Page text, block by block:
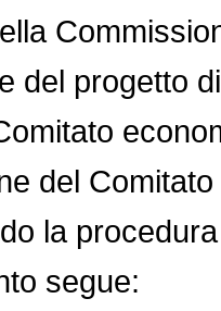
del progetto
del
la
segue: